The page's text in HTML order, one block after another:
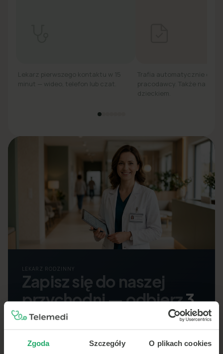
Zgoda Szczegóły O plikach cookies
Lekarz pierwszego kontaktu w 15
minut — wideo, telefon lub czat.
Trafia automatycznie do
pracodawcy. Także na
dzieckiem.
LEKARZ RODZINNY
Zapisz się do naszej
przychodni — odbierz3
darmowe wizyty online
swojego lekarza POZ — bezpłatnie na NFZ, bez